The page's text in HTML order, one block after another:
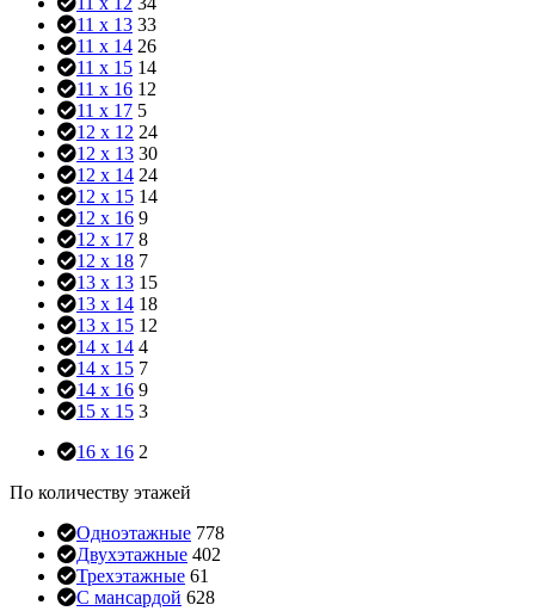
11 x 13 33
11 x 14 26
11 x 15 14
11 x 16 12
11 x 17 5
12 x 12 24
12 x 13 30
12 x 14 24
12 x 15 14
12 x 16 9
12 x 17 8
12 x 18 7
13 x 13 15
13 x 14 18
13 x 15 12
14 x 14 4
14 x 15 7
14 x 16 9
15 x 15 3
16 x 16 2
По количеству этажей
Одноэтажные 778
Двухэтажные 402
Трехэтажные 61
С мансардой 628